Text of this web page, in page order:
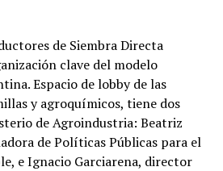
de Siembra Directa
clave del modelo
Espacio de lobby de las
y agroquímicos, tiene dos
de Agroindustria: Beatriz
de Políticas Públicas para el
e Ignacio Garciarena, director